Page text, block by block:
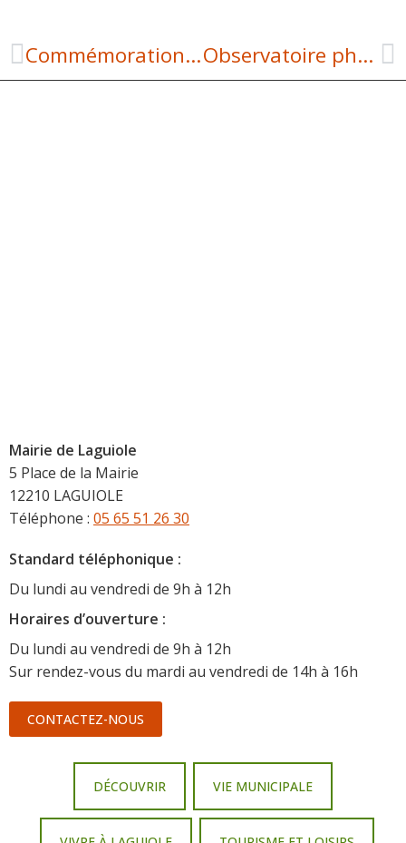
Commémoration de l’armistice Observatoire photographique des paysages de l’Aubrac
Mairie de Laguiole
5 Place de la Mairie
12210 LAGUIOLE
Téléphone : 05 65 51 26 30
Standard téléphonique :
Du lundi au vendredi de 9h à 12h
Horaires d’ouverture :
Du lundi au vendredi de 9h à 12h
Sur rendez-vous du mardi au vendredi de 14h à 16h
CONTACTEZ-NOUS
DÉCOUVRIR VIE MUNICIPALE